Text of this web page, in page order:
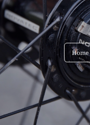
Sản phẩm
Hỏi đáp nhanh
Nhật ký sửa chữa
About
Login
Home